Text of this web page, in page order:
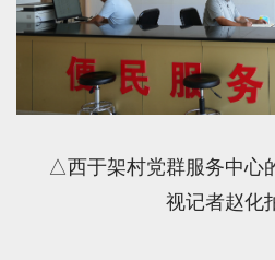
△西于架村党群服务中心
视记者赵化